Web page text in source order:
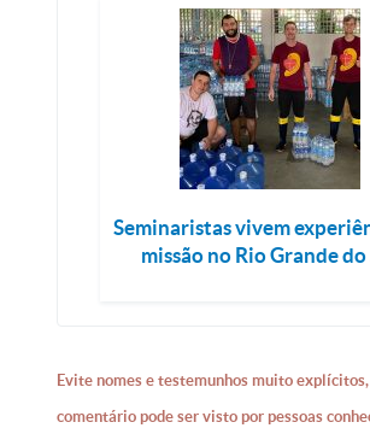
Seminaristas vivem
missão no Rio Grande do
Evite nomes e testemunhos muito
comentário pode ser visto por pessoas